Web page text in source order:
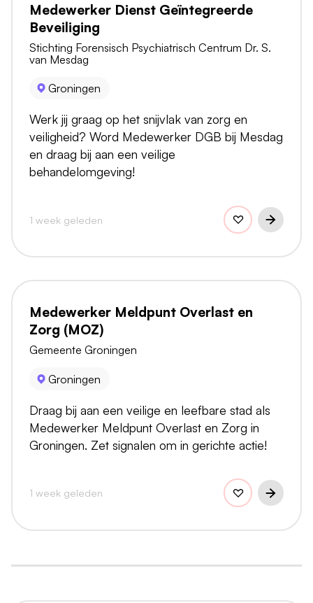
Medewerker Dienst Geïntegreerde
Beveiliging
Stichting Forensisch Psychiatrisch Centrum Dr. S.
van Mesdag
Groningen
Werk jij graag op het snijvlak van zorg en
veiligheid? Word Medewerker DGB bij Mesdag
en draag bij aan een veilige
behandelomgeving!
1 week geleden
Medewerker Meldpunt Overlast en
Zorg (MOZ)
Gemeente Groningen
Groningen
Draag bij aan een veilige en leefbare stad als
Medewerker Meldpunt Overlast en Zorg in
Groningen. Zet signalen om in gerichte actie!
1 week geleden